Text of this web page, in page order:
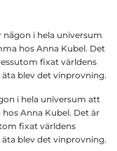
i hela universum att
Anna Kubel. Det är
fixat världens
blev det vinprovning.